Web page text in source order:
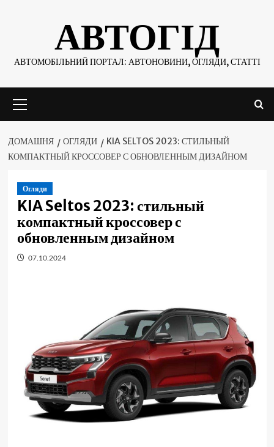
АВТОГІД
АВТОМОБІЛЬНИЙ ПОРТАЛ: АВТОНОВИНИ, ОГЛЯДИ, СТАТТІ
меню
ДОМАШНЯ ОГЛЯДИ
KIA SELTOS 2023: СТИЛЬНЫЙ
КОМПАКТНЫЙ КРОССОВЕР С ОБНОВЛЕННЫМ ДИЗАЙНОМ
Огляди
KIA Seltos 2023: стильный
компактный кроссовер с
обновленным дизайном
07.10.2024